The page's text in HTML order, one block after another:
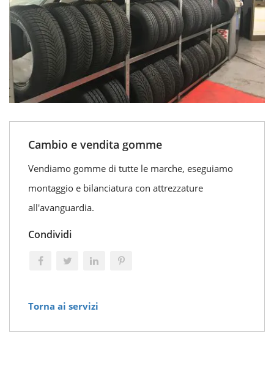
Cambio e vendita gomme
Vendiamo gomme di tutte le marche, eseguiamo
montaggio e bilanciatura con attrezzature
all'avanguardia.
Condividi
Torna ai servizi